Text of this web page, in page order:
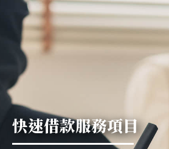
快速借款服務項目